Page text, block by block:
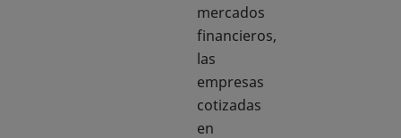
mercados
financieros,
las
empresas
cotizadas
en